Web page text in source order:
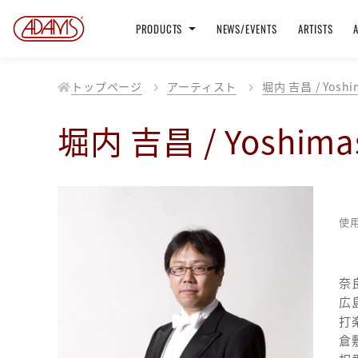
PRODUCTS NEWS/EVENTS ARTISTS
トップページ アーティスト 堀内 吉昌 /
堀内 吉昌 /
使
奈
広
打
倉